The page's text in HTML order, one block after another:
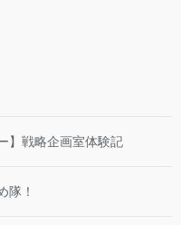
】戦略企画室体験記
隊！